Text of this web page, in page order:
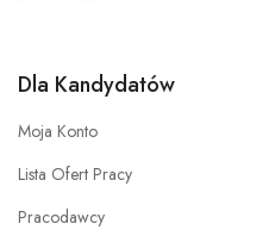
Dla Kandydatów
Moja Konto
Lista Ofert Pracy
Pracodawcy